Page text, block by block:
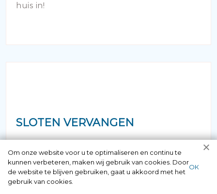
huis in!
SLOTEN VERVANGEN
Vermoedt u dat uw hang- en sluitwerk aan
vervanging toe is? Bij veroudering van de
sloten van uw woning of bedrijfspand is het
Om onze website voor u te optimaliseren en continu te
kunnen verbeteren, maken wij gebruik van cookies. Door
de website te blijven gebruiken, gaat u akkoord met het
gebruik van cookies.
ОК